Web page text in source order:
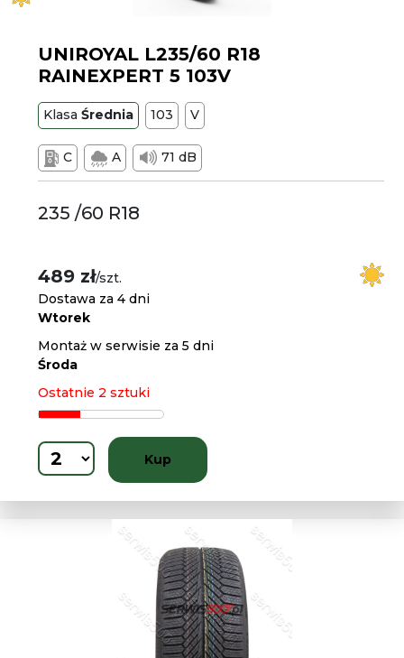
UNIROYAL L235/60 R18
RAINEXPERT 5 103V
KlasaŚrednia 103 V
C A 71 dB
235 /60 R18
489 zł/szt.
Dostawa za 4 dni
Wtorek
Montaż w serwisie za 5 dni
Środa
Ostatnie 2 sztuki
Kup